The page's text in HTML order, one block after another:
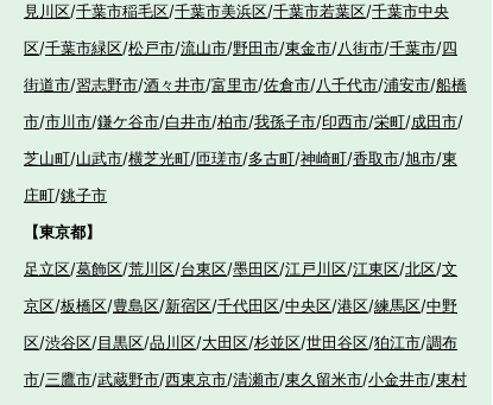
見川区/千葉市稲毛区/千葉市美浜区/千葉市若葉区/千葉市中央
区/千葉市緑区/松戸市/流山市/野田市/東金市/八街市/千葉市/四
街道市/習志野市/酒々井市/富里市/佐倉市/八千代市/浦安市/船橋
市/市川市/鎌ケ谷市/白井市/柏市/我孫子市/印西市/栄町/成田市/
芝山町/山武市/横芝光町/匝瑳市/多古町/神崎町/香取市/旭市/東
庄町/銚子市
【東京都】
足立区/葛飾区/荒川区/台東区/墨田区/江戸川区/江東区/北区/文
京区/板橋区/豊島区/新宿区/千代田区/中央区/港区/練馬区/中野
区/渋谷区/目黒区/品川区/大田区/杉並区/世田谷区/狛江市/調布
市/三鷹市/武蔵野市/西東京市/清瀬市/東久留米市/小金井市/東村